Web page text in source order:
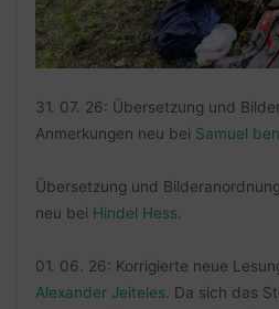
31. 07. 26: Übersetzung und
Anmerkungen neu bei Samuel
Übersetzung und
neu bei Hindel Hess
01. 06. 26: Korrigierte neue
Alexander Jeiteles . Da sich das